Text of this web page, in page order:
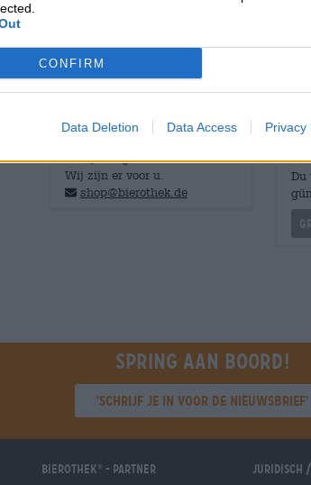
CONFIRM
Data Deletion Data Access Privacy
bloemig en delicaat fruitig.
GRATIS BIERCONSULT
Heb je vragen over dit bier?
Wij zijn er voor u.
shop@bierothek.de
Du
Spring aan boord!
'Schrijf je in voor de nieuwsbrief'
Bierothek - Partner Juridisch